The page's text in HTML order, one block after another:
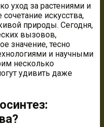
уход за растениями и
искусства,
природы. Сегодня,
вызовов,
значение, тесно
и научными
несколько
удивить даже